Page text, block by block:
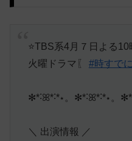
⭐️TBS系4月７日よる10
火曜ドラマ〖 #時すで
✻*˸ꕤ*˸*⋆。✻*˸ꕤ*˸*⋆。
＼ 出演情報 ／